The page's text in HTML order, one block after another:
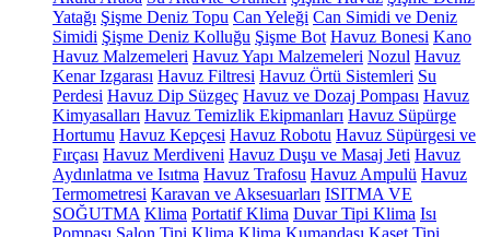
Yatağı Şişme Deniz Topu Can Yeleği Can Simidi ve Deniz
Simidi Şişme Deniz Kolluğu Şişme Bot Havuz Bonesi Kano
Havuz Malzemeleri Havuz Yapı Malzemeleri Nozul Havuz
Kenar Izgarası Havuz Filtresi Havuz Örtü Sistemleri Su
Perdesi Havuz Dip Süzgeç Havuz ve Dozaj Pompası Havuz
Kimyasalları Havuz Temizlik Ekipmanları Havuz Süpürge
Hortumu Havuz Kepçesi Havuz Robotu Havuz Süpürgesi ve
Fırçası Havuz Merdiveni Havuz Duşu ve Masaj Jeti Havuz
Aydınlatma ve Isıtma Havuz Trafosu Havuz Ampulü Havuz
Termometresi Karavan ve Aksesuarları ISITMA VE
SOĞUTMA Klima Portatif Klima Duvar Tipi Klima Isı
Pompası Salon Tipi Klima Klima Kumandası Kaset Tipi